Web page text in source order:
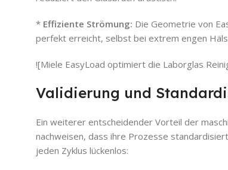
* Effiziente Strömung: Die Geometrie von
perfekt erreicht, selbst bei extrem engen
![Miele EasyLoad optimiert die Laborglas
Validierung und
Ein weiterer entscheidender Vorteil der
nachweisen, dass ihre Prozesse
jeden Zyklus lückenlos: